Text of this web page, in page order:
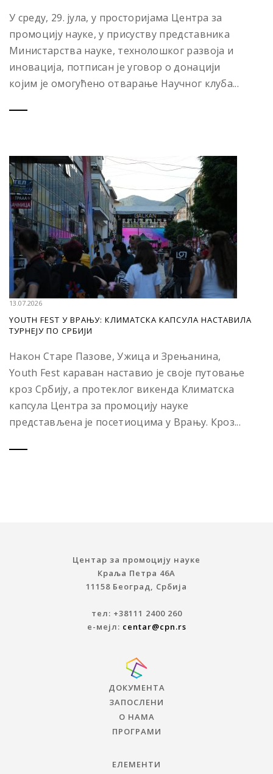
У среду, 29. јула, у просторијама Центра за
промоцију науке, у присуству представника
Министарства науке, технолошког развоја и
иновација, потписан је уговор о донацији
којим је омогућено отварање Научног клуба...
13.07.2026
YOUTH FEST У ВРАЊУ: КЛИМАТСКА КАПСУЛА НАСТАВИЛА
ТУРНЕЈУ ПО СРБИЈИ
Након Старе Пазове, Ужица и Зрењанина,
Youth Fest караван наставио је своје путовање
кроз Србију, а протеклог викенда Климатска
капсула Центра за промоцију науке
представљена је посетиоцима у Врању. Кроз...
Центар за промоцију науке
Краља Петра 46A
11158 Београд, Србија
тел: +38111 2400 260
е-мејл: centar@cpn.rs
ДОКУМЕНТА
ЗАПОСЛЕНИ
О НАМА
ПРОГРАМИ
ЕЛЕМЕНТИ